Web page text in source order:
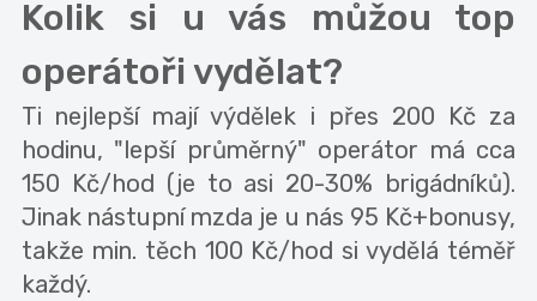
Kolik si u vás můžou top
operátoři vydělat?
Ti nejlepší mají výdělek i přes 200 Kč za
hodinu, "lepší průměrný" operátor má cca
150 Kč/hod (je to asi 20-30% brigádníků).
Jinak nástupní mzda je u nás 95 Kč+bonusy,
takže min. těch 100 Kč/hod si vydělá téměř
každý.